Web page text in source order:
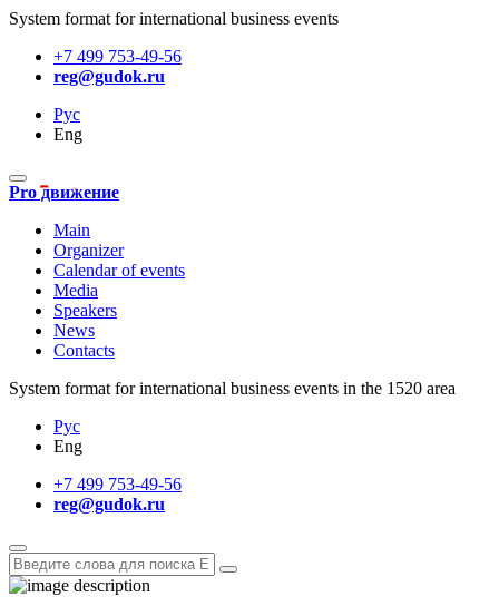
System format for international business events
+7 499 753-49-56
reg@gudok.ru
Рус
Eng
Pro движение
Main
Organizer
Calendar of events
Media
Speakers
News
Contacts
System format for international business events in the 1520 area
Рус
Eng
+7 499 753-49-56
reg@gudok.ru